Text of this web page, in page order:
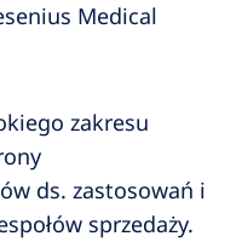
Medical
zakresu
ds. zastosowań i
sprzedaży.